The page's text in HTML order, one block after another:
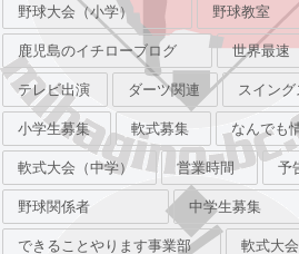
野球大会（小学） 野球教室
鹿児島のイチローブログ 世界最速
テレビ出演 ダーツ関連 スイン
小学生募集 軟式募集 なんでも
軟式大会（中学） 営業時間 予
野球関係者 中学生募集
できることやります事業部 軟式大会